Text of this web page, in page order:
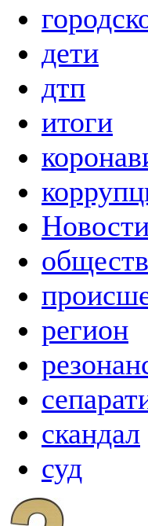
дети
дтп
итоги
регион
скандал
суд